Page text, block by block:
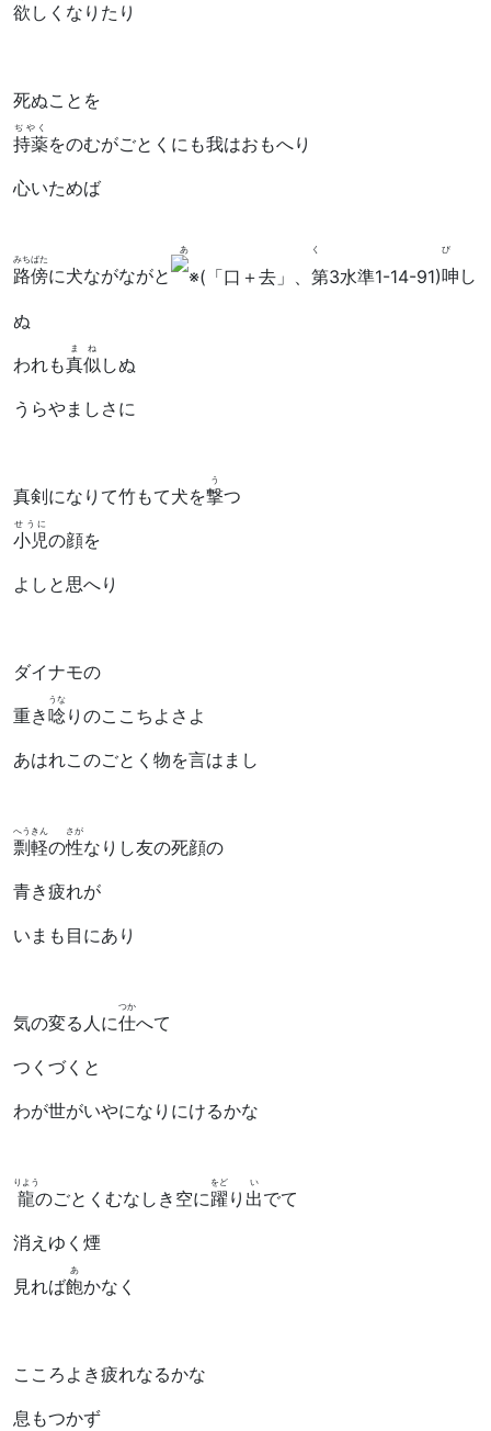
欲 しくなりたり
死ぬことを
持薬
ぢやく
をのむがごとくにも我はおもへり
心いためば
路傍
みちばた
に犬ながながと 呻
あくび
し
ぬ
われも真似
まね
しぬ
うらやましさに
真剣になりて竹もて犬を撃
う
つ
小児
せうに
の顔を
よしと思へり
ダイナモの
重き唸
うな
りのここちよさよ
あはれこのごとく物を言はまし
剽軽
へうきん
の性
さが
なりし友の死顔の
青き疲れが
いまも目にあり
気の変る人に仕
つか
へて
つくづくと
わが世がいやになりにけるかな
龍
りよう
のごとくむなしき空に躍
をど
り 出
い
でて
消えゆく煙
見れば飽
あ
かなく
こころよき疲れなるかな
息もつかず